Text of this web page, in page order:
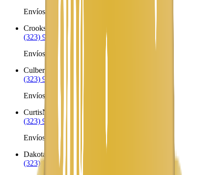
Envíos a Nicaragua desde Crofton
Crookston
(323) 953-8100
Envíos a Nicaragua desde Crookston
Culbertson
(323) 953-8100
Envíos a Nicaragua desde Culbertson
CurtisNE
(323) 953-8100
Envíos a Nicaragua desde Curtis
Dakota City NE
(323) 953-8100